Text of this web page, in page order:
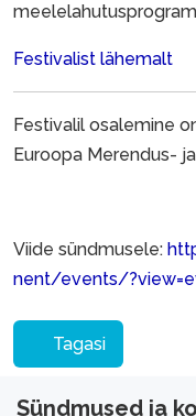
Festivalist lähemalt
Festivalil osalemine
Euroopa Merendus-
Viide sündmusele:
nent/events/
Tagasi
Sündmused ja